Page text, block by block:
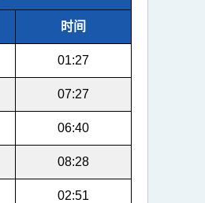
时间
01:27
07:27
06:40
08:28
02:51